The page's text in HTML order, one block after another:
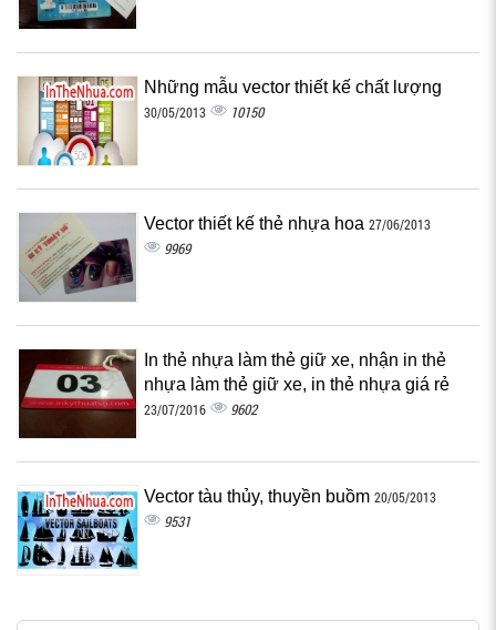
Những mẫu vector thiết kế chất lượng
30/05/2013 10150
Vector thiết kế thẻ nhựa hoa 27/06/2013
9969
In thẻ nhựa làm thẻ giữ xe, nhận in thẻ
nhựa làm thẻ giữ xe, in thẻ nhựa giá rẻ
23/07/2016 9602
Vector tàu thủy, thuyền buồm 20/05/2013
9531